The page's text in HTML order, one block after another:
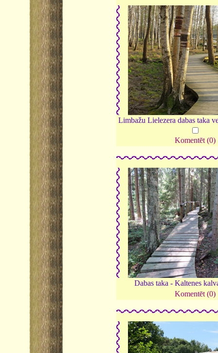
Limbažu Lielezera dabas taka
Komentēt (0)
Dabas taka - Kaltenes
Komentēt (0)